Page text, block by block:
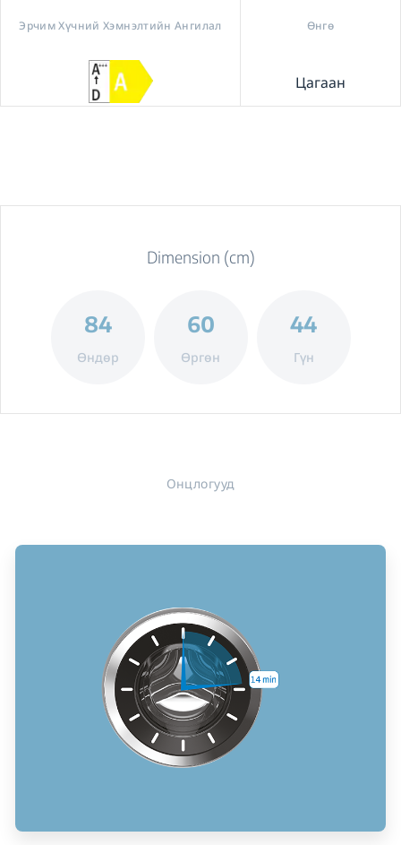
Эрчим Хүчний Хэмнэлтийн Ангилал Өнгө
Цагаан
Dimension (cm)
84
Өндөр
60
Өргөн
44
Гүн
Онцлогууд